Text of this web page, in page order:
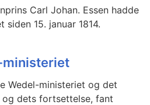
Carl Johan. Essen hadde
15. januar 1814.
ministeriet
Wedel-ministeriet og det
dets fortsettelse, fant